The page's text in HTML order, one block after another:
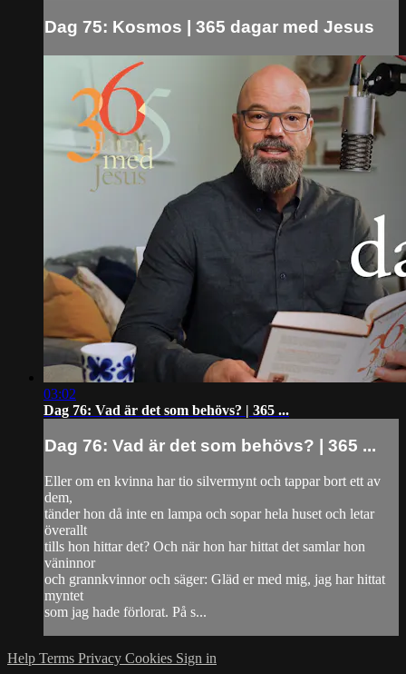
Dag 75: Kosmos | 365 dagar med Jesus
03:02
Dag 76: Vad är det som behövs? | 365 ...
Dag 76: Vad är det som behövs? | 365 ...
Eller om en kvinna har tio silvermynt och tappar bort ett av
dem,
tänder hon då inte en lampa och sopar hela huset och letar
överallt
tills hon hittar det? Och när hon har hittat det samlar hon
väninnor
och grannkvinnor och säger: Gläd er med mig, jag har hittat
myntet
som jag hade förlorat. På s...
Help Terms Privacy Cookies Sign in